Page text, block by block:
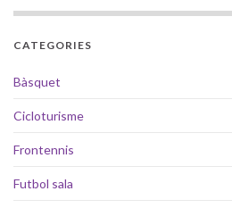
CATEGORIES
Bàsquet
Cicloturisme
Frontennis
Futbol sala